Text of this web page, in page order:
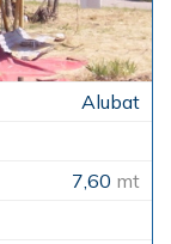
Alubat
7,60 mt